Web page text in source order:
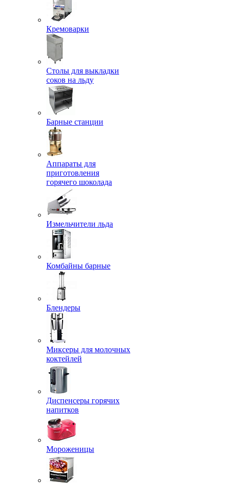
Кремоварки
Столы для выкладки
соков на льду
Барные станции
Аппараты для
приготовления
горячего шоколада
Измельчители льда
Комбайны барные
Блендеры
Миксеры для молочных
коктейлей
Диспенсеры горячих
напитков
Мороженицы